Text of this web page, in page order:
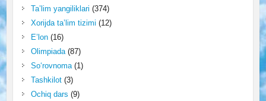
Ta’lim yangiliklari (374)
Xorijda ta’lim tizimi (12)
E’lon(16)
Olimpiada(87)
So‘rovnoma(1)
Tashkilot(3)
Ochiq dars (9)